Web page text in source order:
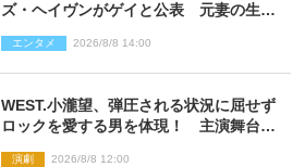
ズ・ヘイヴンがゲイと公表 元妻の生配
エンタメ 2026/8/8 14:00
WEST.小瀧望、弾圧される状況に屈せず
ロックを愛する男を体現！ 主演舞台
演劇 2026/8/8 12:00